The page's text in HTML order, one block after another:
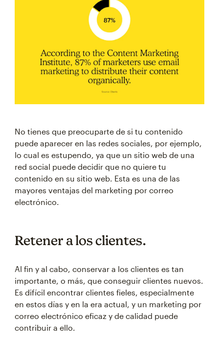
No tienes que preocuparte de si tu contenido
puede aparecer en las redes sociales, por ejemplo,
lo cual es estupendo, ya que un sitio web de una
red social puede decidir que no quiere tu
contenido en su sitio web. Esta es una de las
mayores ventajas del marketing por correo
electrónico.
Retener a los clientes.
Al fin y al cabo, conservar a los clientes es tan
importante, o más, que conseguir clientes nuevos.
Es difícil encontrar clientes fieles, especialmente
en estos días y en la era actual, y un marketing por
correo electrónico eficaz y de calidad puede
contribuir a ello.